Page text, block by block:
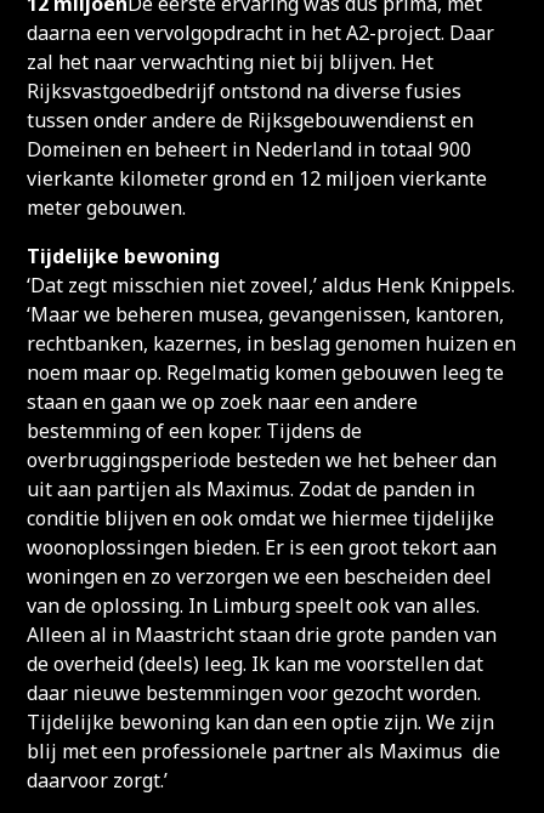
daarna een vervolgopdracht in het A2-project. Daar
zal het naar verwachting niet bij blijven. Het
Rijksvastgoedbedrijf ontstond na diverse fusies
tussen onder andere de Rijksgebouwendienst en
Domeinen en beheert in Nederland in totaal 900
vierkante kilometer grond en 12 miljoen vierkante
meter gebouwen.
Tijdelijke bewoning
‘Dat zegt misschien niet zoveel,’ aldus Henk Knippels.
‘Maar we beheren musea, gevangenissen, kantoren,
rechtbanken, kazernes, in beslag genomen huizen en
noem maar op. Regelmatig komen gebouwen leeg te
staan en gaan we op zoek naar een andere
bestemming of een koper. Tijdens de
overbruggingsperiode besteden we het beheer dan
uit aan partijen als Maximus. Zodat de panden in
conditie blijven en ook omdat we hiermee tijdelijke
woonoplossingen bieden. Er is een groot tekort aan
woningen en zo verzorgen we een bescheiden deel
van de oplossing. In Limburg speelt ook van alles.
Alleen al in Maastricht staan drie grote panden van
de overheid (deels) leeg. Ik kan me voorstellen dat
daar nieuwe bestemmingen voor gezocht worden.
Tijdelijke bewoning kan dan een optie zijn. We zijn
blij met een professionele partner als Maximus die
daarvoor zorgt.’